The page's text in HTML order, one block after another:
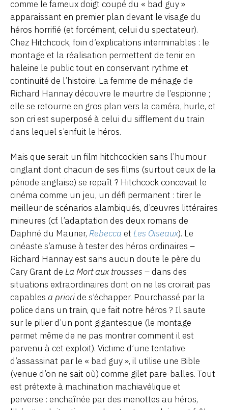
comme le fameux doigt coupé du « bad guy »
apparaissant en premier plan devant le visage du
héros horrifié (et forcément, celui du spectateur).
Chez Hitchcock, foin d’explications interminables : le
montage et la réalisation permettent de tenir en
haleine le public tout en conservant rythme et
continuité de l’histoire. La femme de ménage de
Richard Hannay découvre le meurtre de l’espionne ;
elle se retourne en gros plan vers la caméra, hurle, et
son cri est superposé à celui du sifflement du train
dans lequel s’enfuit le héros.
Mais que serait un film hitchcockien sans l’humour
cinglant dont chacun de ses films (surtout ceux de la
période anglaise) se repaît ? Hitchcock concevait le
cinéma comme un jeu, un défi permanent : tirer le
meilleur de scénarios alambiqués, d’œuvres littéraires
mineures (cf. l’adaptation des deux romans de
Daphné du Maurier, Rebecca et Les Oiseaux). Le
cinéaste s’amuse à tester des héros ordinaires –
Richard Hannay est sans aucun doute le père du
Cary Grant de La Mort aux trousses – dans des
situations extraordinaires dont on ne les croirait pas
capables a prioride s’échapper. Pourchassé par la
police dans un train, que fait notre héros ? Il saute
sur le pilier d’un pont gigantesque (le montage
permet même de ne pas montrer comment il est
parvenu à cet exploit). Victime d’une tentative
d’assassinat par le « bad guy », il utilise une Bible
(venue d’on ne sait où) comme gilet pare-balles. Tout
est prétexte à machination machiavélique et
perverse : enchaînée par des menottes au héros,